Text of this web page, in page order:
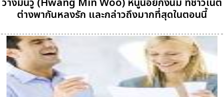
ต่างพากันหลงรัก และกล่าวถึงมากที่สุดในตอนนี้